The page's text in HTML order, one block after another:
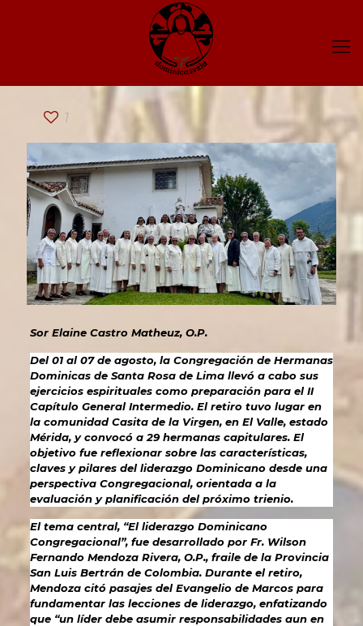
1
Sor Elaine Castro Matheuz, O.P.
Del 01 al 07 de agosto, la Congregación de Hermanas
Dominicas de Santa Rosa de Lima llevó a cabo sus
ejercicios espirituales como preparación para el II
Capítulo General Intermedio. El retiro tuvo lugar en
la comunidad Casita de la Virgen, en El Valle, estado
Mérida, y convocó a 29 hermanas capitulares. El
objetivo fue reflexionar sobre las características,
claves y pilares del liderazgo Dominicano desde una
perspectiva Congregacional, orientada a la
evaluación y planificación del próximo trienio.
El tema central, “El liderazgo Dominicano
Congregacional”, fue desarrollado por Fr. Wilson
Fernando Mendoza Rivera, O.P., fraile de la Provincia
San Luis Bertrán de Colombia. Durante el retiro,
Mendoza citó pasajes del Evangelio de Marcos para
fundamentar las lecciones de liderazgo, enfatizando
que “un líder debe asumir responsabilidades aun en